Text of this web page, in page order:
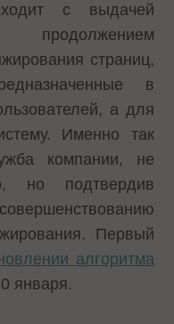
с выдачей
продолжением
страниц,
в
а для
Именно так
компании, не
но подтвердив
Первый
алгоритма
января.